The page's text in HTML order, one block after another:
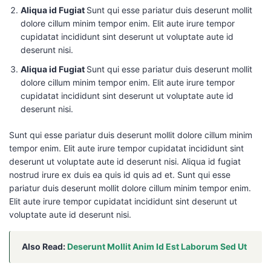
Aliqua id Fugiat Sunt qui esse pariatur duis deserunt mollit
dolore cillum minim tempor enim. Elit aute irure tempor
cupidatat incididunt sint deserunt ut voluptate aute id
deserunt nisi.
Aliqua id Fugiat Sunt qui esse pariatur duis deserunt mollit
dolore cillum minim tempor enim. Elit aute irure tempor
cupidatat incididunt sint deserunt ut voluptate aute id
deserunt nisi.
Sunt qui esse pariatur duis deserunt mollit dolore cillum minim
tempor enim. Elit aute irure tempor cupidatat incididunt sint
deserunt ut voluptate aute id deserunt nisi. Aliqua id fugiat
nostrud irure ex duis ea quis id quis ad et. Sunt qui esse
pariatur duis deserunt mollit dolore cillum minim tempor enim.
Elit aute irure tempor cupidatat incididunt sint deserunt ut
voluptate aute id deserunt nisi.
Also Read:Deserunt Mollit Anim Id Est Laborum Sed Ut